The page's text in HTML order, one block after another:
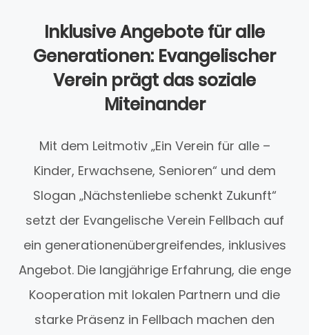
Inklusive Angebote für alle
Generationen: Evangelischer
Verein prägt das soziale
Miteinander
Mit dem Leitmotiv „Ein Verein für alle –
Kinder, Erwachsene, Senioren“ und dem
Slogan „Nächstenliebe schenkt Zukunft“
setzt der Evangelische Verein Fellbach auf
ein generationenübergreifendes, inklusives
Angebot. Die langjährige Erfahrung, die enge
Kooperation mit lokalen Partnern und die
starke Präsenz in Fellbach machen den